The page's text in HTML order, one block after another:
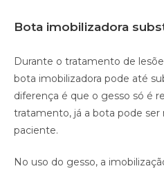
Bota imobilizadora
Durante o tratamento de
bota imobilizadora pode até
diferença é que o gesso só é
tratamento, já a bota pode ser
paciente.
No uso do gesso, a